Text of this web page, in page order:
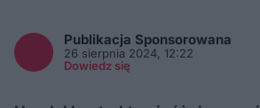
Publikacja Sponsorowana
26 sierpnia 2024, 12:22
Dowiedz się